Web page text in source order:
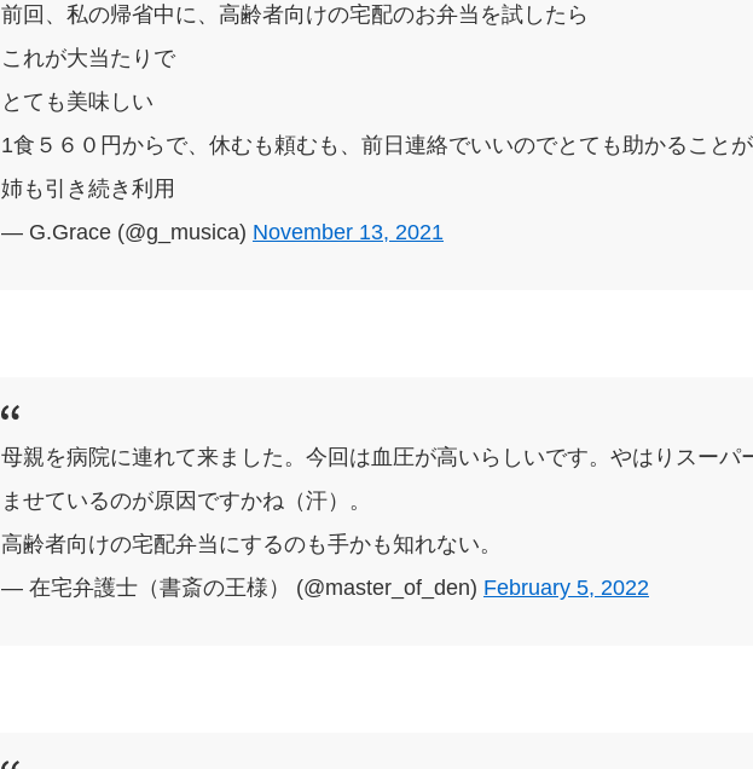
前回、私の帰省中に、高齢者向けの宅配のお弁当を試したら
これが大当たりで
とても美味しい
1食５６０円からで、休むも頼むも、前日連絡でいいのでとても助かること
姉も引き続き利用
— G.Grace (@g_musica) November 13, 2021
母親を病院に連れて来ました。今回は血圧が高いらしいです。やはりスーパ
ませているのが原因ですかね（汗）。
高齢者向けの宅配弁当にするのも手かも知れない。
— 在宅弁護士（書斎の王様） (@master_of_den) February 5, 2022